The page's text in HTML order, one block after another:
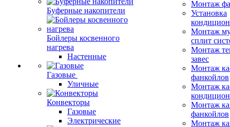
Буферные накопители
Бойлеры косвенного
нагрева
Настенные
Газовые
Уличные
Конвекторы
Газовые
Электрические
Монтаж
Установка
Монтаж
сплит
Монтаж
завес
Монтаж
фанкойлов
Монтаж
Монтаж
фанкойлов
Монтаж